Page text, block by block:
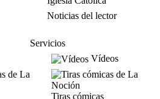
Noticias del lector
Servicios
Vídeos
Tiras cómicas